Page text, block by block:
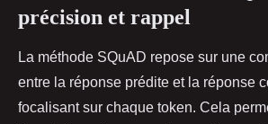
précision et rappel
La méthode SQuAD repose sur une
entre la réponse prédite et la réponse
focalisant sur chaque token. Cela